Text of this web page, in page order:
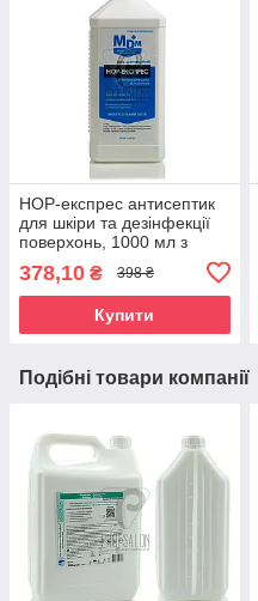
НОР-експрес антисептик
для шкіри та дезінфекції
поверхонь, 1000 мл з
378,10 ₴ 398 ₴
Купити
Подібні товари компанії